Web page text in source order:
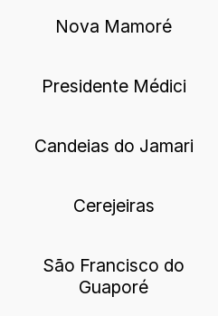
Nova Mamoré
Presidente Médici
Candeias do Jamari
Cerejeiras
São Francisco do
Guaporé